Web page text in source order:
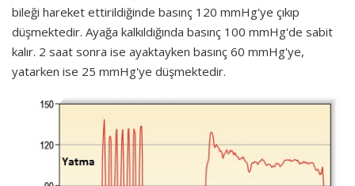
bileği hareket ettirildiğinde basınç 120 mmHg'ye çıkıp
düşmektedir. Ayağa kalkıldığında basınç 100 mmHg'de sabit
kalır. 2 saat sonra ise ayaktayken basınç 60 mmHg'ye,
yatarken ise 25 mmHg'ye düşmektedir.